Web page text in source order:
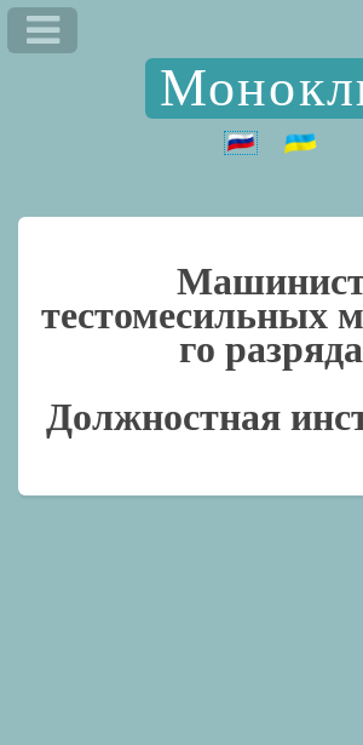
тестомесильных
го разряда
Должностная